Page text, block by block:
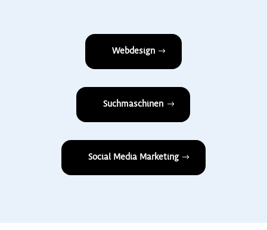
Webdesign
Suchmaschinen
Social Media Marketing